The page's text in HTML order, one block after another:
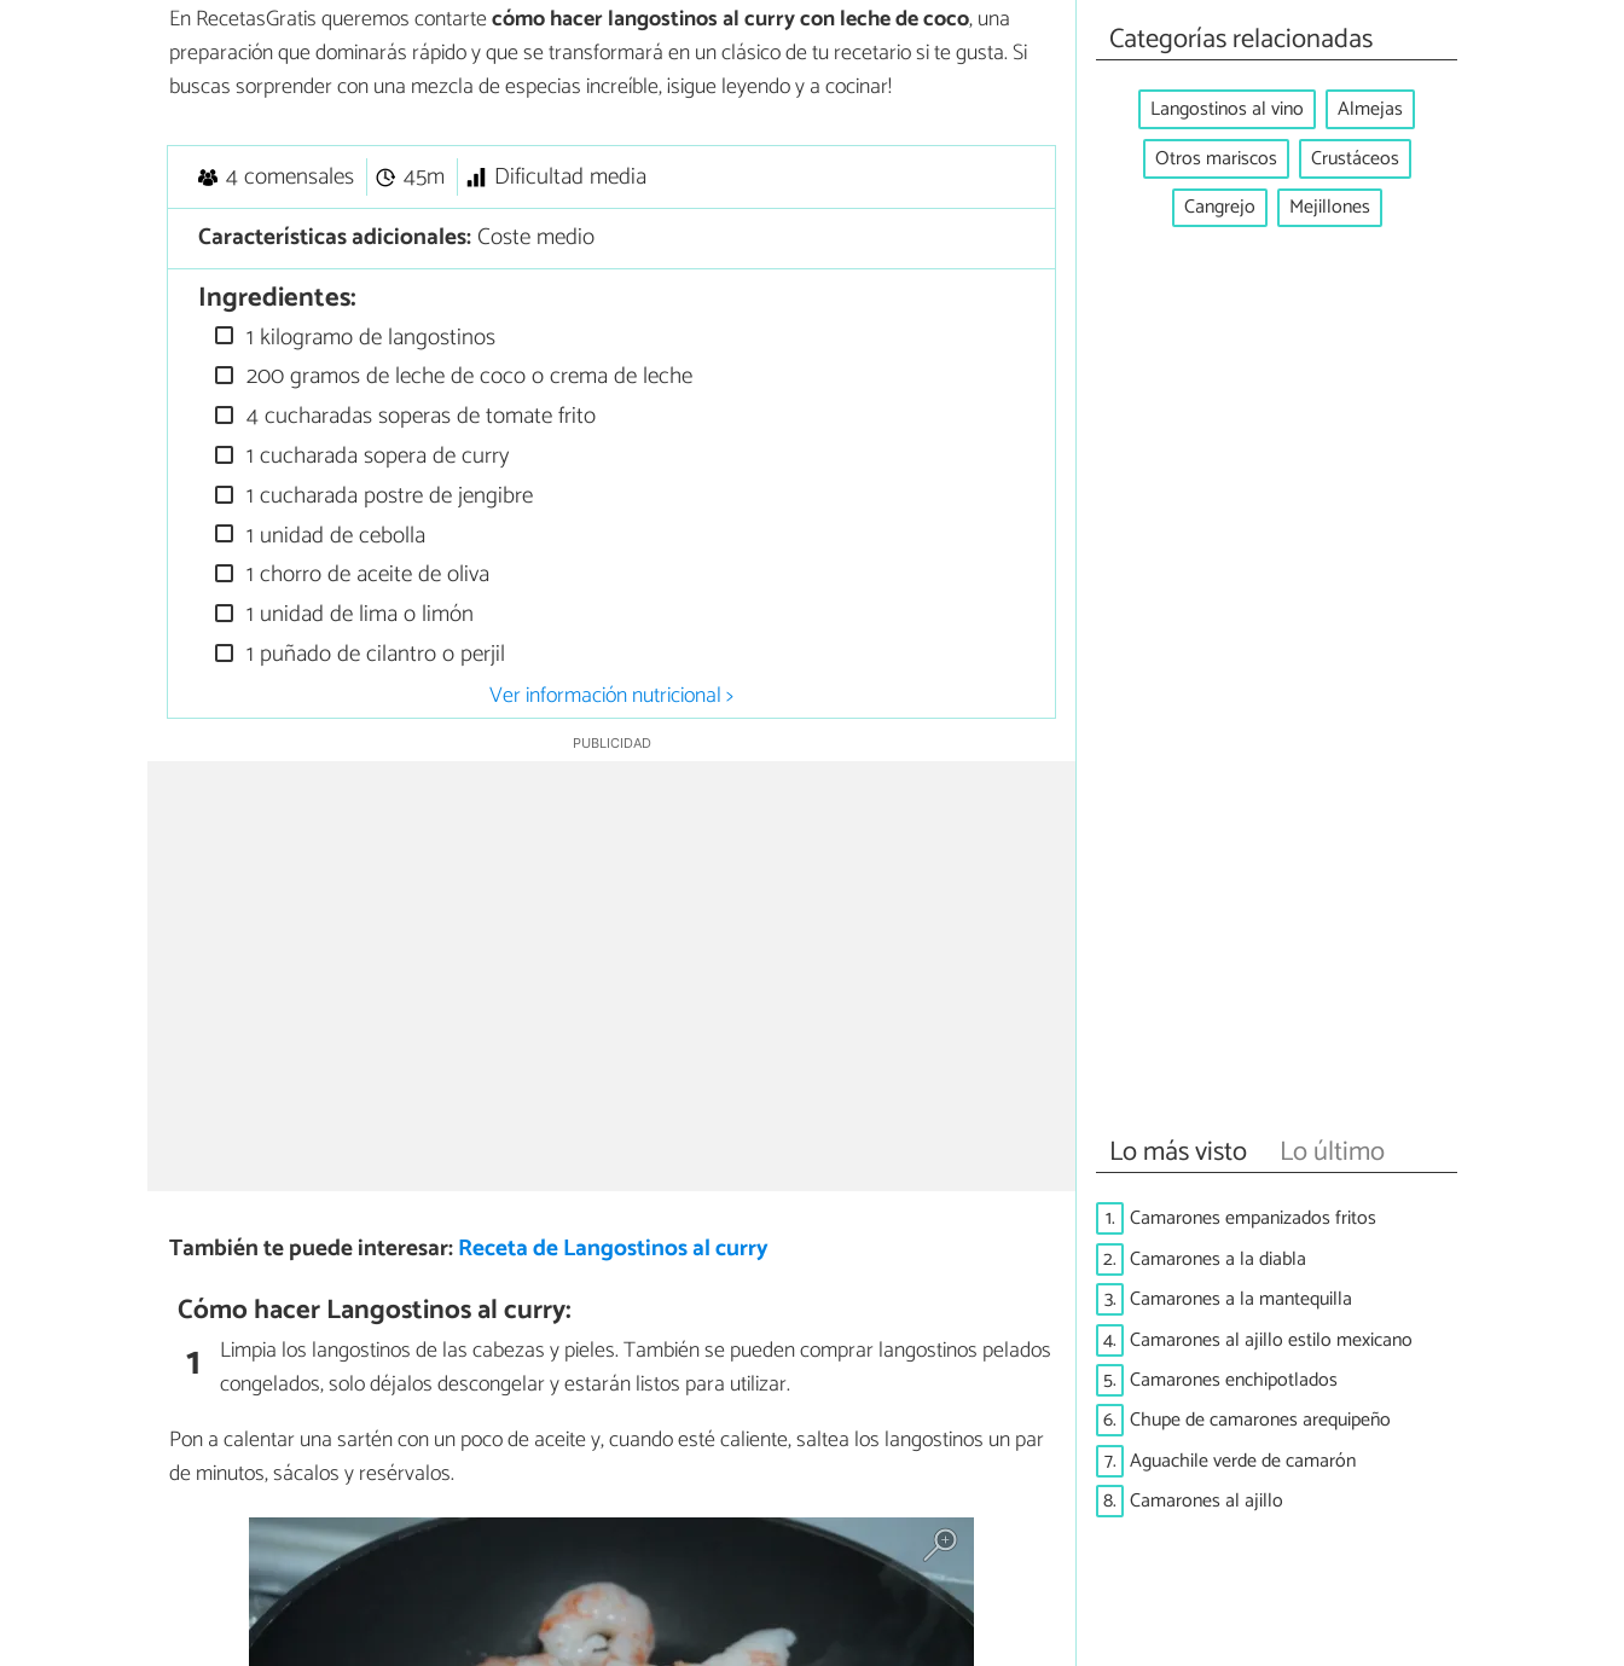
En RecetasGratis queremos contartecómo hacer langostinos al curry con leche de coco, una
preparación que dominarás rápido y que se transformará en un clásico de tu recetario si te gusta. Si
buscas sorprender con una mezcla de especias increíble, ¡sigue leyendo y a cocinar!
4 comensales 45m
Dificultad media
Características adicionales:Coste medio
Ingredientes:
1 kilogramo de langostinos
200 gramos de leche de coco o crema de leche
4 cucharadas soperas de tomate frito
1 cucharada sopera de curry
1 cucharada postre de jengibre
1 unidad de cebolla
1 chorro de aceite de oliva
1 unidad de lima o limón
1 puñado de cilantro o perjil
Ver información nutricional >
También te puede interesar:Receta de Langostinos al curry
Cómo hacer Langostinos al curry:
1
Limpia los langostinos de las cabezas y pieles. También se pueden comprar langostinos pelados
congelados, solo déjalos descongelar y estarán listos para utilizar.
Pon a calentar una sartén con un poco de aceite y, cuando esté caliente, saltea los langostinos un par
de minutos, sácalos y resérvalos.
Categorías relacionadas
Langostinos al vino
Almejas
Otros mariscos
Crustáceos
Cangrejo
Mejillones
Lo más visto Lo último
1. Camarones empanizados fritos
2. Camarones a la diabla
3. Camarones a la mantequilla
4. Camarones al ajillo estilo mexicano
5. Camarones enchipotlados
6. Chupe de camarones arequipeño
7. Aguachile verde de camarón
8. Camarones al ajillo